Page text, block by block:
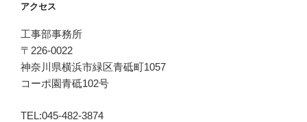
ン
アクセス
工事部事務所
〒226-0022
神奈川県横浜市緑区青砥町1057
コーポ園青砥102号
TEL:045-482-3874